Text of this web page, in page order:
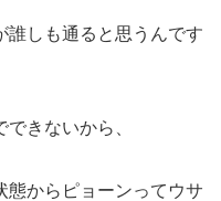
誰しも通ると思うんです
きないから、
態からピョーンってウサ